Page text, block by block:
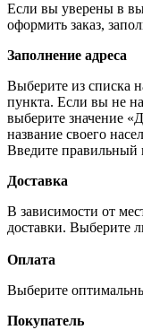
Если вы уверены в
оформить заказ,
Заполнение адреса
Выберите из списка
пункта. Если вы не
выберите значение
название своего
Введите правильный
Доставка
В зависимости от
доставки. Выберите
Оплата
Выберите
Покупатель